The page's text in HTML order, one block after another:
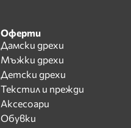
Оферти
Дамски дрехи
Мъжки дрехи
Детски дрехи
Текстил и прежди
Аксесоари
Обувки